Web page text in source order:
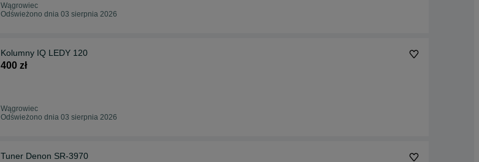
Wągrowiec
Odświeżono dnia 03 sierpnia 2026
Kolumny IQ LEDY 120
400 zł
Wągrowiec
Odświeżono dnia 03 sierpnia 2026
Tuner Denon SR-3970